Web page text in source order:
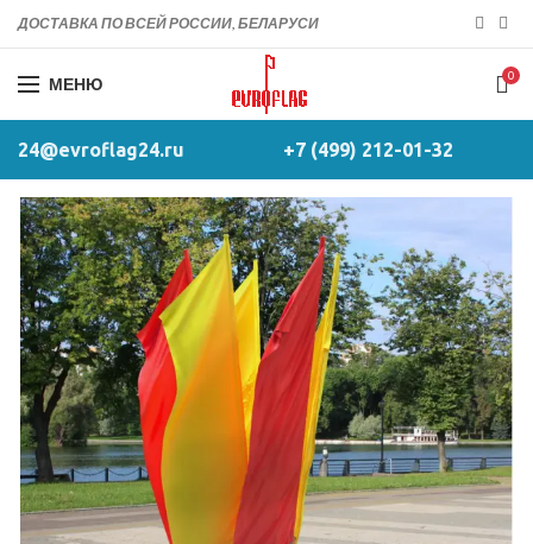
ДОСТАВКА ПО ВСЕЙ РОССИИ, БЕЛАРУСИ
МЕНЮ 0
24@evroflag24.ru +7 (499) 212-01-32